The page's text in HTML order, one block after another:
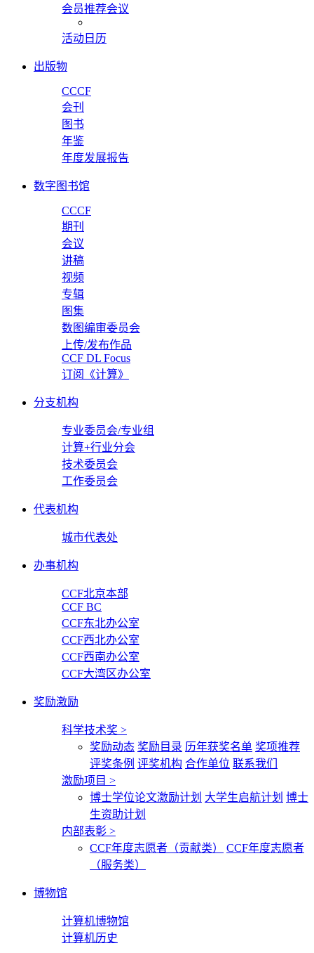
会员推荐会议
活动日历
出版物
CCCF
会刊
图书
年鉴
年度发展报告
数字图书馆
CCCF
期刊
会议
讲稿
视频
专辑
图集
数图编审委员会
上传/发布作品
CCF DL Focus
订阅《计算》
分支机构
专业委员会/专业组
计算+行业分会
技术委员会
工作委员会
代表机构
城市代表处
办事机构
CCF北京本部
CCF BC
CCF东北办公室
CCF西北办公室
CCF西南办公室
CCF大湾区办公室
奖励激励
科学技术奖 >
奖励动态 奖励目录 历年获奖名单 奖项推荐
评奖条例 评奖机构 合作单位 联系我们
激励项目 >
博士学位论文激励计划 大学生启航计划 博士
生资助计划
内部表彰 >
CCF年度志愿者（贡献类）
CCF年度志愿者
（服务类）
博物馆
计算机博物馆
计算机历史